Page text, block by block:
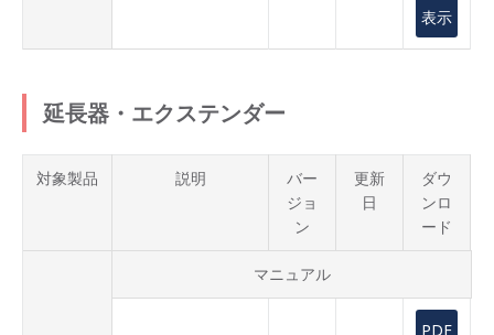
表示
延長器・エクステンダー
対象製品 説明
バー
ジョ
ン
更新
日
ダウ
ンロ
ード
マニュアル
PDF